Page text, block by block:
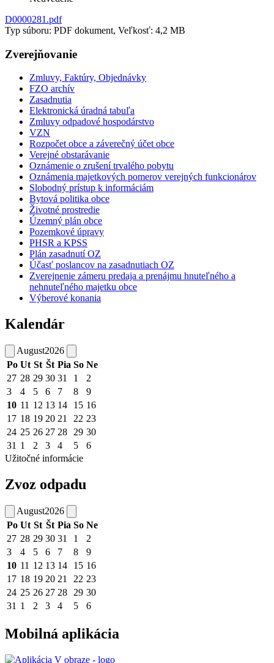
D0000281.pdf
Typ súboru: PDF dokument, Veľkosť: 4,2 MB
Zverejňovanie
Zmluvy, Faktúry, Objednávky
FZO archív
Zasadnutia
Elektronická úradná tabuľa
Zmluvy odpadové hospodárstvo
VZN
Rozpočet obce a záverečný účet obce
Verejné obstarávanie
Oznámenie o zrušení trvalého pobytu
Oznámenia majetkových pomerov verejných funkcionárov
Slobodný prístup k informáciám
Bytová politika obce
Životné prostredie
Územný plán obce
Pozemkové úpravy
PHSR a KPSS
Plán zasadnutí OZ
Účasť poslancov na zasadnutiach OZ
Zverejnenie zámeru predaja a prenájmu hnuteľného a
nehnuteľného majetku obce
Výberové konania
Kalendár
August2026
Po Ut St Št Pia So Ne
27 28 29 30 31 1
2
3
4 5 6 7 8
9
10 11 12 13 14 15 16
17 18 19 20 21 22 23
24 25 26 27 28 29 30
31 1 2 3 4 5
6
Užitočné informácie
Zvoz odpadu
August2026
Po Ut St Št Pia So Ne
27 28 29 30 31 1
2
3
4 5 6 7 8
9
10 11 12 13 14 15 16
17 18 19 20 21 22 23
24 25 26 27 28 29 30
31 1 2 3 4 5 6
Mobilná aplikácia